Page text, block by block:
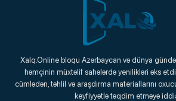
Xalq.Online
Onlayn
Xalq.Online bloqu Azərbaycan və dünya
həmçinin müxtəlif sahələrdə yenilikləri əks
cümlədən, təhlil və araşdırma materiallarını
keyfiyyətlə təqdim etməyə